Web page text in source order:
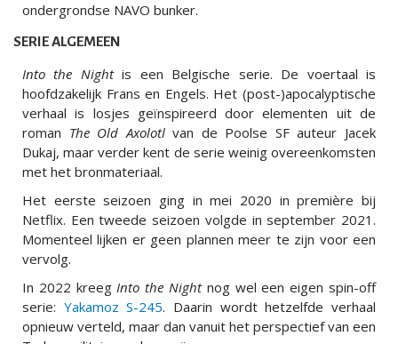
ondergrondse NAVO bunker.
SERIE ALGEMEEN
Into the Nightis een Belgische serie. De voertaal is
hoofdzakelijk Frans en Engels. Het (post-)apocalyptische
verhaal is losjes geïnspireerd door elementen uit de
roman The Old Axolotlvan de Poolse SF auteur Jacek
Dukaj, maar verder kent de serie weinig overeenkomsten
met het bronmateriaal.
Het eerste seizoen ging in mei 2020 in première bij
Netflix. Een tweede seizoen volgde in september 2021.
Momenteel lijken er geen plannen meer te zijn voor een
vervolg.
In 2022 kreegInto the Nightnog wel een eigen spin-off
serie: Yakamoz S-245. Daarin wordt hetzelfde verhaal
opnieuw verteld, maar dan vanuit het perspectief van een